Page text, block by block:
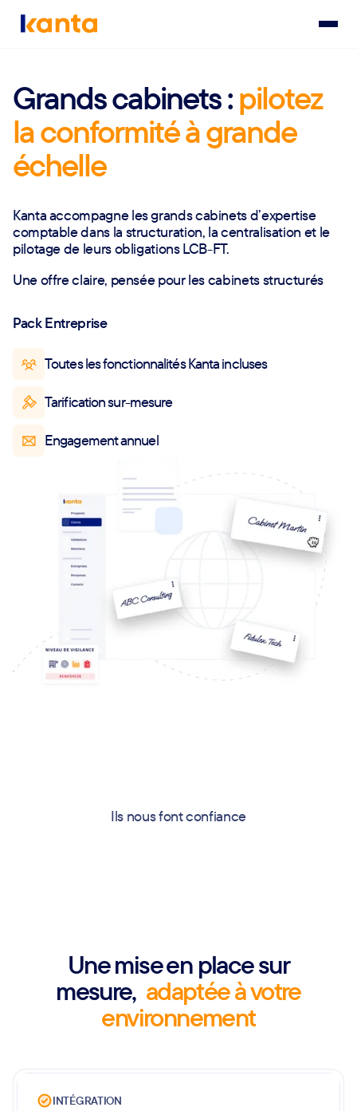
Grands cabinets :pilotez
la conformité à grande
échelle
Kanta accompagne les grands cabinets d’expertise
comptable dans la structuration, la centralisation et le
pilotage de leurs obligations LCB-FT.
Une offre claire, pensée pour les cabinets structurés
Pack Entreprise
Toutes les fonctionnalités Kanta incluses
Tarification sur-mesure
Engagement annuel
Ils nous font confiance
Une mise en place sur
mesure, adaptée à votre
environnement
INTÉGRATION